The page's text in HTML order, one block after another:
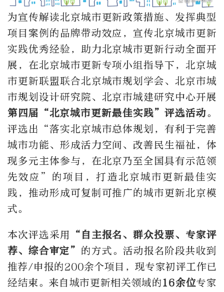
为宣传解读北京城市更新政策措施、发挥典型
项目案例的品牌带动效应，宣传北京城市更新
实践优秀经验，助力北京城市更新行动全面开
展，在北京城市更新专项小组指导下，北京城
市更新联盟联合北京城市规划学会、北京市城
市规划设计研究院、北京市城建研究中心开展
第四届“北京城市更新最佳实践”评选活动。
评选出“落实北京城市总体规划，有利于完善
城市功能、形成活力空间、改善民生福祉，体
现多元主体参与，在北京乃至全国具有示范领
先效应”的项目，打造北京城市更新最佳实
践，推动形成可复制可推广的城市更新北京模
式。
本次评选采用
“自主报名、群众投票、专家评
荐、综合审定” 的方式。活动报名阶段共收到
推荐/申报的200余个项目，现专家初评工作已
经结束。来自城市更新相关领域的16余位专家